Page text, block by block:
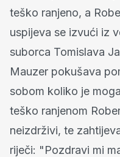
teško ranjeno, a
uspijeva se izvući iz
suborca Tomislava
Mauzer pokušava
sobom koliko je
teško ranjenom
neizdrživi, te
riječi: "Pozdravi mi